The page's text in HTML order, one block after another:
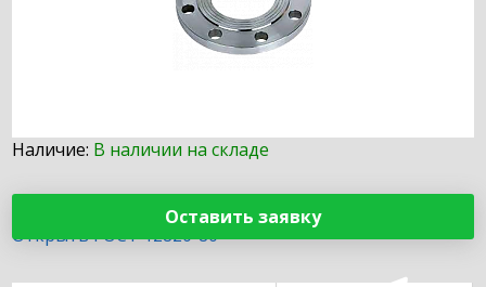
Наличие: В наличии на складе
Оставить заявку
Открыть ГОСТ 12820-80